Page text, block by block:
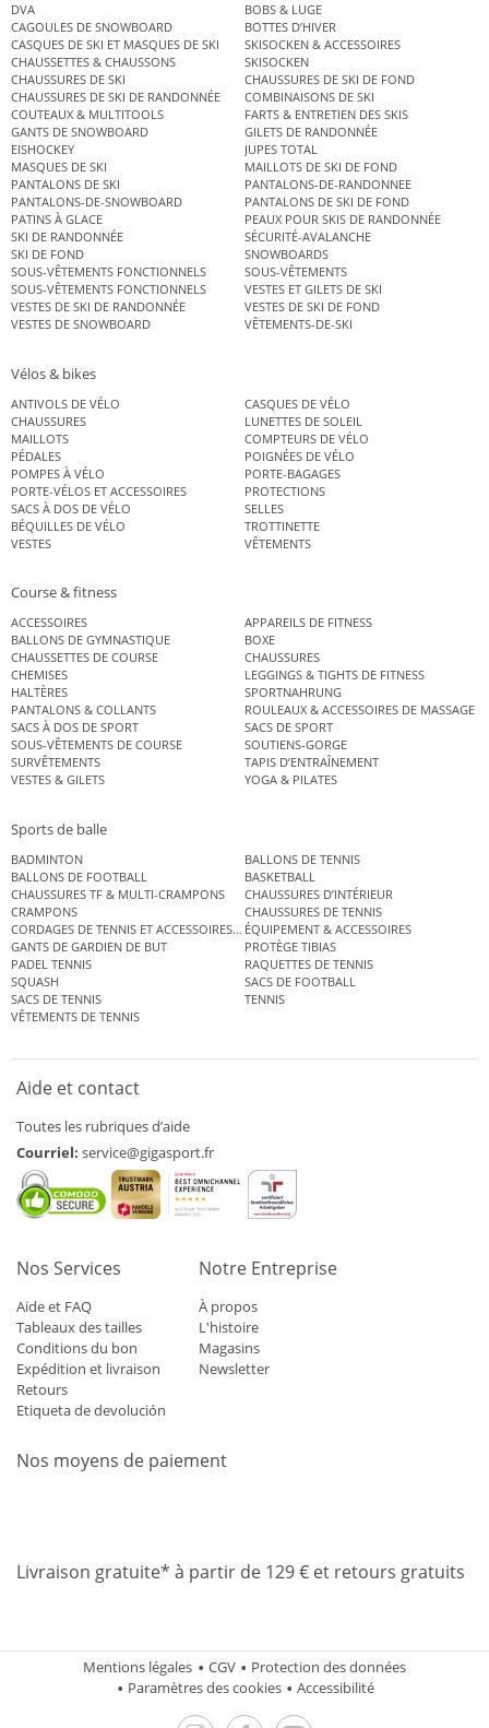
DVA
BOBS & LUGE
CAGOULES DE SNOWBOARD
BOTTES D’HIVER
CASQUES DE SKI ET MASQUES DE SKI
SKISOCKEN & ACCESSOIRES
CHAUSSETTES & CHAUSSONS
SKISOCKEN
CHAUSSURES DE SKI
CHAUSSURES DE SKI DE FOND
CHAUSSURES DE SKI DE RANDONNÉE
COMBINAISONS DE SKI
COUTEAUX & MULTITOOLS
FARTS & ENTRETIEN DES SKIS
GANTS DE SNOWBOARD
GILETS DE RANDONNÉE
EISHOCKEY
JUPES TOTAL
MASQUES DE SKI
MAILLOTS DE SKI DE FOND
PANTALONS DE SKI
PANTALONS-DE-RANDONNEE
PANTALONS-DE-SNOWBOARD
PANTALONS DE SKI DE FOND
PATINS À GLACE
PEAUX POUR SKIS DE RANDONNÉE
SKI DE RANDONNÉE
SÉCURITÉ-AVALANCHE
SKI DE FOND
SNOWBOARDS
SOUS-VÊTEMENTS FONCTIONNELS
SOUS-VÊTEMENTS
SOUS-VÊTEMENTS FONCTIONNELS
VESTES ET GILETS DE SKI
VESTES DE SKI DE RANDONNÉE
VESTES DE SKI DE FOND
VESTES DE SNOWBOARD
VÊTEMENTS-DE-SKI
Vélos & bikes
ANTIVOLS DE VÉLO
CASQUES DE VÉLO
CHAUSSURES
LUNETTES DE SOLEIL
MAILLOTS
COMPTEURS DE VÉLO
PÉDALES
POIGNÉES DE VÉLO
POMPES À VÉLO
PORTE-BAGAGES
PORTE-VÉLOS ET ACCESSOIRES
PROTECTIONS
SACS À DOS DE VÉLO
SELLES
BÉQUILLES DE VÉLO
TROTTINETTE
VESTES
VÊTEMENTS
Course & fitness
ACCESSOIRES
APPAREILS DE FITNESS
BALLONS DE GYMNASTIQUE
BOXE
CHAUSSETTES DE COURSE
CHAUSSURES
CHEMISES
LEGGINGS & TIGHTS DE FITNESS
HALTÈRES
SPORTNAHRUNG
PANTALONS & COLLANTS
ROULEAUX & ACCESSOIRES DE MASSAGE
SACS À DOS DE SPORT
SACS DE SPORT
SOUS-VÊTEMENTS DE COURSE
SOUTIENS-GORGE
SURVÊTEMENTS
TAPIS D’ENTRAÎNEMENT
VESTES & GILETS
YOGA & PILATES
Sports de balle
BADMINTON
BALLONS DE TENNIS
BALLONS DE FOOTBALL
BASKETBALL
CHAUSSURES TF & MULTI-CRAMPONS
CHAUSSURES D’INTÉRIEUR
CRAMPONS
CHAUSSURES DE TENNIS
CORDAGES DE TENNIS ET ACCESSOIRES DE TENNISÉQUIPEMENT & ACCESSOIRES
GANTS DE GARDIEN DE BUT
PROTÈGE TIBIAS
PADEL TENNIS
RAQUETTES DE TENNIS
SQUASH
SACS DE FOOTBALL
SACS DE TENNIS
TENNIS
VÊTEMENTS DE TENNIS
Aide et contact
Toutes les rubriques d’aide
Courriel: service@gigasport.fr
Nos Services
Aide et FAQ
Tableaux des tailles
Conditions du bon
Expédition et livraison
Retours
Etiqueta de devolución
Notre Entreprise
À propos
L'histoire
Magasins
Newsletter
Nos moyens de paiement
Livraison gratuite* à partir de 129 € et retours gratuits
Mentions légales CGV
Protection des données
Paramètres des cookies
Accessibilité